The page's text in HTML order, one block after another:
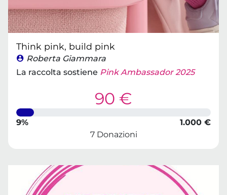
Think pink, build pink
Roberta Giammara
La raccolta sostiene Pink Ambassador 2025
90 €
9%
1.000 €
7 Donazioni